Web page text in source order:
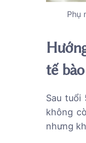
Phụ
tế bào
Sau
không
nhưng